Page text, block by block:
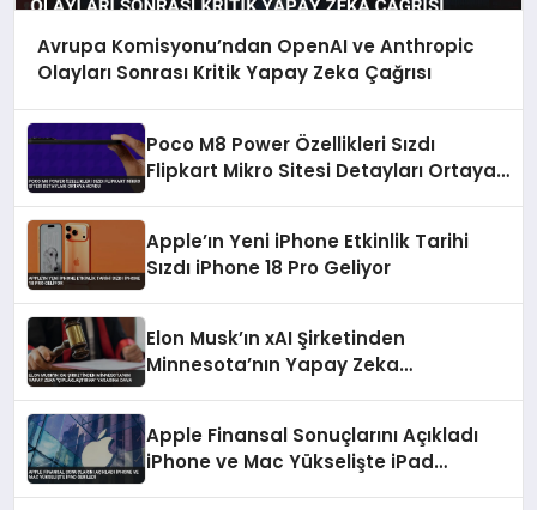
Avrupa Komisyonu’ndan OpenAI ve Anthropic
Olayları Sonrası Kritik Yapay Zeka Çağrısı
Poco M8 Power Özellikleri Sızdı
Flipkart Mikro Sitesi Detayları Ortaya
Apple’ın Yeni iPhone Etkinlik Tarihi
Sızdı iPhone 18 Pro Geliyor
Elon Musk’ın xAI Şirketinden
Minnesota’nın Yapay Zeka
Apple Finansal Sonuçlarını Açıkladı
iPhone ve Mac Yükselişte iPad